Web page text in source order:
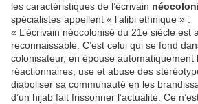
les caractéristiques de l’écrivain
spécialistes appellent « l’alibi ethnique » :
« L’écrivain néocolonisé du 21e siècle est
reconnaissable. C’est celui qui se fond
colonisateur, en épouse automatiquement
réactionnaires, use et abuse des
diaboliser sa communauté en les
d’un hijab fait frissonner l’actualité. Ce